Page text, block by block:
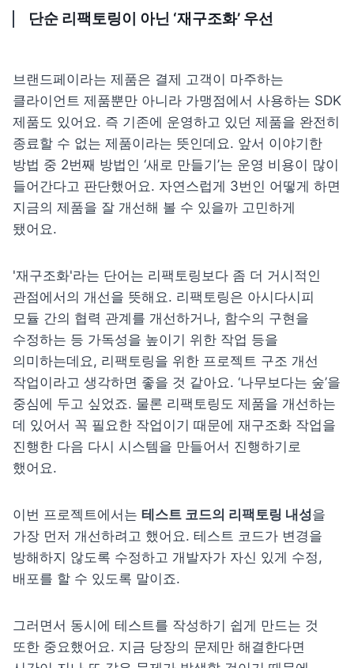
단순 리팩토링이 아닌 ‘재구조화’ 우선
브랜드페이라는 제품은 결제 고객이 마주하는
클라이언트 제품뿐만 아니라 가맹점에서 사용하는 SDK
제품도 있어요. 즉 기존에 운영하고 있던 제품을 완전히
종료할 수 없는 제품이라는 뜻인데요. 앞서 이야기한
방법 중 2번째 방법인 ‘새로 만들기’는 운영 비용이 많이
들어간다고 판단했어요. 자연스럽게 3번인 어떻게 하면
지금의 제품을 잘 개선해 볼 수 있을까 고민하게
됐어요.
'재구조화'라는 단어는 리팩토링보다 좀 더 거시적인
관점에서의 개선을 뜻해요. 리팩토링은 아시다시피
모듈 간의 협력 관계를 개선하거나, 함수의 구현을
수정하는 등 가독성을 높이기 위한 작업 등을
의미하는데요, 리팩토링을 위한 프로젝트 구조 개선
작업이라고 생각하면 좋을 것 같아요. ‘나무보다는 숲’을
중심에 두고 싶었죠. 물론 리팩토링도 제품을 개선하는
데 있어서 꼭 필요한 작업이기 때문에 재구조화 작업을
진행한 다음 다시 시스템을 만들어서 진행하기로
했어요.
이번 프로젝트에서는 테스트 코드의 리팩토링 내성을
가장 먼저 개선하려고 했어요. 테스트 코드가 변경을
방해하지 않도록 수정하고 개발자가 자신 있게 수정,
배포를 할 수 있도록 말이죠.
그러면서 동시에 테스트를 작성하기 쉽게 만드는 것
또한 중요했어요. 지금 당장의 문제만 해결한다면